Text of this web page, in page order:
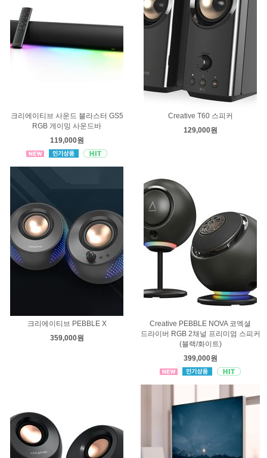
크리에이티브 사운드 블라스터 GS5
RGB 게이밍 사운드바
119,000원
Creative T60 스피커
129,000원
크리에이티브 PEBBLE X
359,000원
Creative PEBBLE NOVA 코엑셜
드라이버 RGB 2채널 프리미엄 스피커
(블랙/화이트)
399,000원